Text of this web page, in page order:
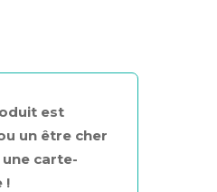
est
un être cher
carte-
!